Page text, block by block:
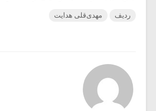
ردیف مهدی‌قلی هدایت